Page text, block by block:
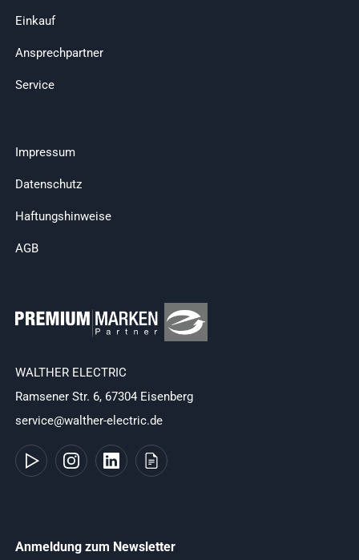
Einkauf
Ansprechpartner
Service
Impressum
Datenschutz
Haftungshinweise
AGB
WALTHER ELECTRIC
Ramsener Str. 6, 67304 Eisenberg
service@walther-electric.de
Anmeldung zum Newsletter